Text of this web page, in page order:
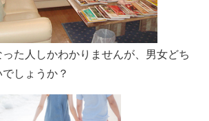
た人しかわかりませんが、男女どち
しょうか？